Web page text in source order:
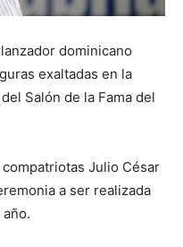
dominicano
exaltadas en la
Salón de la Fama del
Julio César
a ser realizada